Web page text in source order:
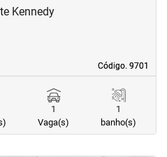
Código. 9701
Código. 9701
Kennedy
1
Vaga(s)
1
banho(s)